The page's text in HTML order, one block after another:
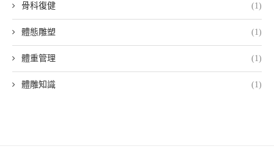
骨科復健 (1)
體態雕塑 (1)
體重管理 (1)
體雕知識 (1)